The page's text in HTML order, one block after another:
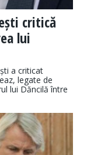
critică
lui
a criticat
legate de
lui Dăncilă între